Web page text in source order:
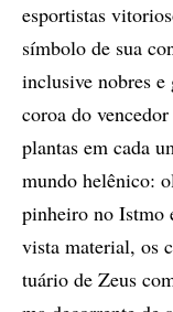
es­por­tis­tas
sím­bo­lo de sua
in­clu­si­ve no­bres e
co­roa do
plan­tas em cada
mun­do he­lê­ni­co:
pi­nhei­ro no Is­tmo
vis­ta ma­te­ri­al, os
tu­á­rio de Zeus